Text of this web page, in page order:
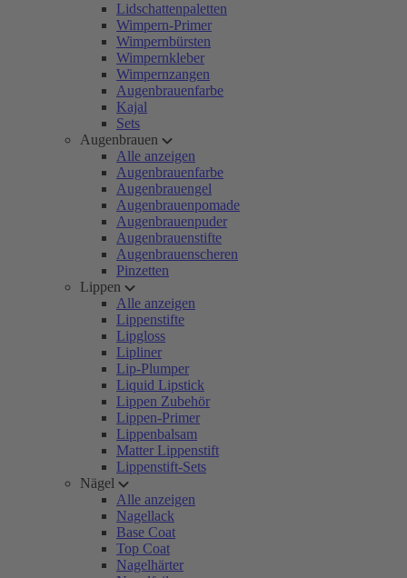
Lidschattenpaletten
Wimpern-Primer
Wimpernbürsten
Wimpernkleber
Wimpernzangen
Augenbrauenfarbe
Kajal
Sets
Augenbrauen
Alle anzeigen
Augenbrauenfarbe
Augenbrauengel
Augenbrauenpomade
Augenbrauenpuder
Augenbrauenstifte
Augenbrauenscheren
Pinzetten
Lippen
Alle anzeigen
Lippenstifte
Lipgloss
Lipliner
Lip-Plumper
Liquid Lipstick
Lippen Zubehör
Lippen-Primer
Lippenbalsam
Matter Lippenstift
Lippenstift-Sets
Nägel
Alle anzeigen
Nagellack
Base Coat
Top Coat
Nagelhärter